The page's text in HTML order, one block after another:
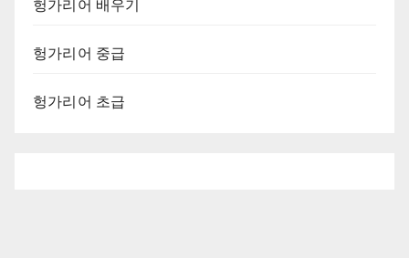
헝가리어 배우기
헝가리어 중급
헝가리어 초급